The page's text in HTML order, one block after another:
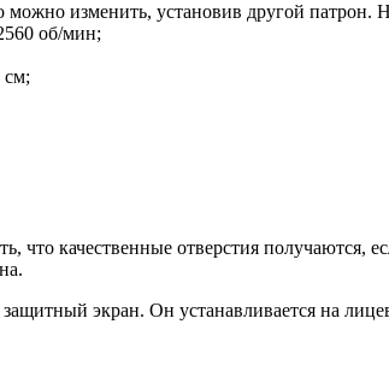
изменить, установив другой патрон.
об/мин;
см;
что качественные отверстия
экран. Он устанавливается на